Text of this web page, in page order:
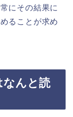
にその結果に
ることが求め
なんと読